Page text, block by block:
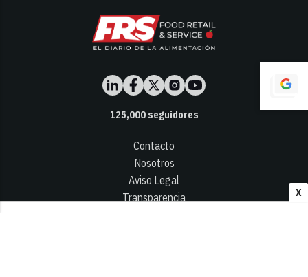
X
125,000seguidores
Contacto
Nosotros
Aviso Legal
Transparencia